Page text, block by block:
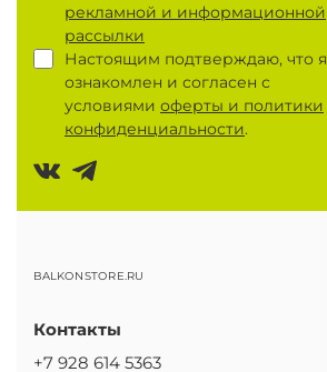
рекламной и информационной
рассылки
Настоящим подтверждаю, что я
ознакомлен и согласен с
условиями оферты и политики
конфиденциальности.
BALKONSTORE.RU
Контакты
+7 928 614 5363